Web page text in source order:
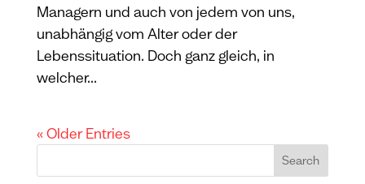
Managern und auch von jedem von uns,
unabhängig vom Alter oder der
Lebenssituation. Doch ganz gleich, in
welcher...
« Older Entries
Search